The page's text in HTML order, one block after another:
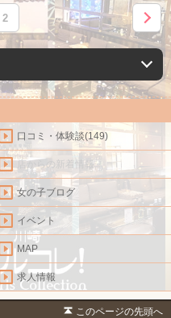
2
口コミ・体験談(149)
店からの新着情報
女の子ブログ
イベント
MAP
求人情報
このページの先頭へ